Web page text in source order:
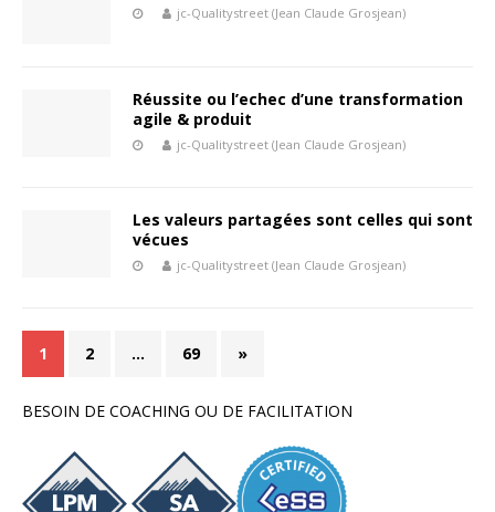
jc-Qualitystreet (Jean Claude Grosjean)
Réussite ou l’echec d’une transformation
agile & produit
jc-Qualitystreet (Jean Claude Grosjean)
Les valeurs partagées sont celles qui sont
vécues
jc-Qualitystreet (Jean Claude Grosjean)
1 2 … 69 »
BESOIN DE COACHING OU DE FACILITATION